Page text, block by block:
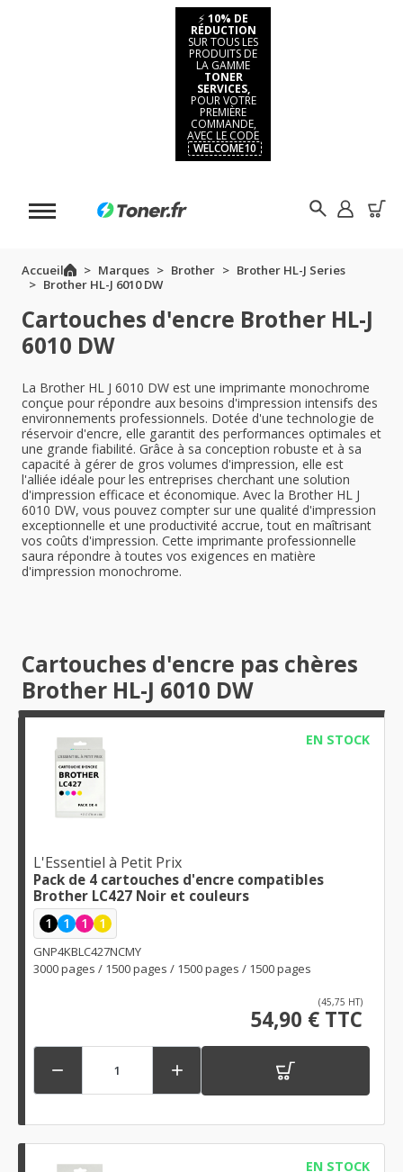
⚡ 10% DE
RÉDUCTION
SUR TOUS LES
PRODUITS DE
LA GAMME
TONER
SERVICES,
POUR VOTRE
PREMIÈRE
COMMANDE,
AVEC LE CODE
WELCOME10
Accueil Marques Brother
Brother HL-J Series
Brother HL-J 6010 DW
Cartouches d'encre Brother HL-J
6010 DW
La Brother HL J 6010 DW est une imprimante monochrome
conçue pour répondre aux besoins d'impression intensifs des
environnements professionnels. Dotée d'une technologie de
réservoir d'encre, elle garantit des performances optimales et
une grande fiabilité. Grâce à sa conception robuste et à sa
capacité à gérer de gros volumes d'impression, elle est
l'alliée idéale pour les entreprises cherchant une solution
d'impression efficace et économique. Avec la Brother HL J
6010 DW, vous pouvez compter sur une qualité d'impression
exceptionnelle et une productivité accrue, tout en maîtrisant
vos coûts d'impression. Cette imprimante professionnelle
saura répondre à toutes vos exigences en matière
d'impression monochrome.
Cartouches d'encre pas chères
Brother HL-J 6010 DW
EN STOCK
L'Essentiel à Petit Prix
Pack de 4 cartouches d'encre compatibles
Brother LC427 Noir et couleurs
1 1 1 1
GNP4KBLC427NCMY
3000 pages / 1500 pages / 1500 pages / 1500 pages
(45,75 HT)
54,90 € TTC
 
EN STOCK